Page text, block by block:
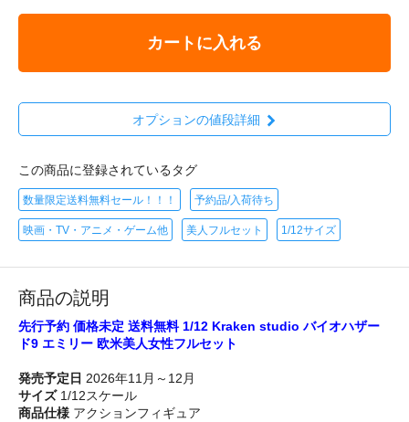
カートに入れる
オプションの値段詳細
この商品に登録されているタグ
数量限定送料無料セール！！！ 予約品/入荷待ち
映画・TV・アニメ・ゲーム他 美人フルセット 1/12サイズ
商品の説明
先行予約 価格未定 送料無料 1/12 Kraken studio バイオハザー
ド9 エミリー 欧米美人女性フルセット
発売予定日 2026年11月～12月
サイズ1/12スケール
商品仕様 アクションフィギュア